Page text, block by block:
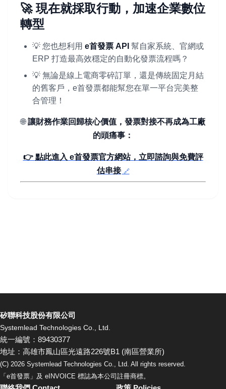
🚀 現在就採取行動，加速企業數位
轉型
💡 您也想利用 e首發票 API 幫自家系統、官網或
ERP 打造最高效穩定的自動化發票流程嗎？
💡 無論是線上電商零碎訂單，還是傳統固定月結
的舊客戶，e首發票都能幫您在單一平台完美整
合管理！
🌐讓財務作業回歸核心價值，發票對接不再成為工廠
的頭痛事：
👉 點此進入 e首發票官方網站，立即諮詢與免費評
估串接
矽聯科技股份有限公司
Systemlead Technologies Co., Ltd.
統一編號：89430377
地址：高雄市鳳山區光遠路226號B1 (南區營業所)
(C) 2026 Systemlead Technologies Co., Ltd. All rights reserved.
「e首發票」及 eINVOICE 標誌為本公司註冊商標。